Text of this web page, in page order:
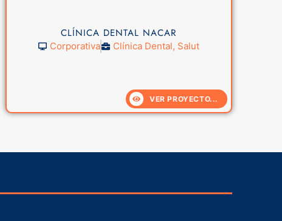
CLÍNICA DENTAL NACAR
Corporativa Clínica Dental, Salut
VER PROYECTO...